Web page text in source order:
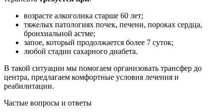
возрасте алкоголика старше 60 лет;
тяжелых патологиях почек, печени, пороках сердца,
бронхиальной астме;
запое, который продолжается более 7 суток;
любой стадии сахарного диабета.
В такой ситуации мы помогаем организовать трансфер до
центра, предлагаем комфортные условия лечения и
реабилитации.
Частые вопросы и ответы